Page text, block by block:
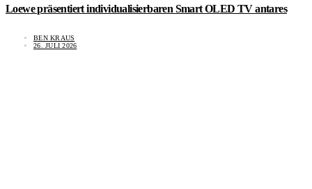
Loewe präsentiert individualisierbaren Smart OLED TV antares
BEN KRAUS
26. JULI 2026